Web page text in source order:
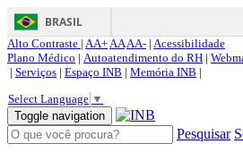
BRASIL
Alto Contraste | AA+AAAA- | Acessibilidade
Plano Médico | Autoatendimento do RH |
| Serviços | Espaço INB | Memória INB |
Select Language ▼
Toggle navigation
Pesquisar